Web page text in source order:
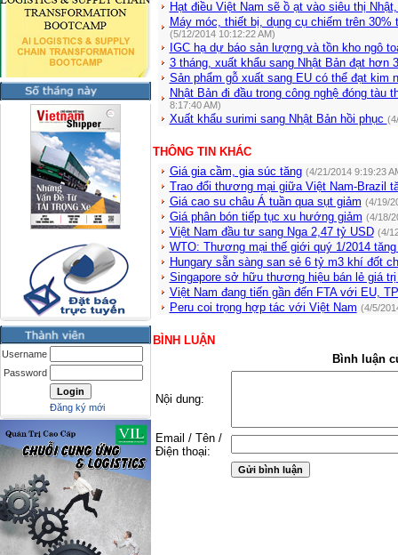
Username
Password
Đăng ký mới
Hạt điều Việt Nam sẽ ồ ạt vào siêu thị
Máy móc, thiết bị, dụng cụ chiếm trên
(5/12/2014 10:12:22 AM)
IGC hạ dự báo sản lượng và tồn kho ngô
3 tháng, xuất khẩu sang Nhật Bản đạt hơn
Sản phẩm gỗ xuất sang EU có thể đạt kim
Nhật Bản đi đầu trong công nghệ đóng
8:17:40 AM)
Xuất khẩu surimi sang Nhật Bản hồi phục
THÔNG TIN KHÁC
Giá gia cầm, gia súc tăng (4/21/2014 9:19:23
Trao đổi thương mại giữa Việt Nam-Brazil
Giá cao su châu Á tuần qua sụt giảm (4/19/
Giá phân bón tiếp tục xu hướng giảm (4/18/
Việt Nam đầu tư sang Nga 2,47 tỷ USD (4/
WTO: Thương mại thế giới quý 1/2014
Hungary sẵn sàng san sẻ 6 tỷ m3 khí đốt
Singapore sở hữu thương hiệu bán lẻ giá
Việt Nam đang tiến gần đến FTA với EU,
Peru coi trọng hợp tác với Việt Nam (4/5/
BÌNH LUẬN
Bình luận
Nội dung:
Email / Tên /
Điện thoại: